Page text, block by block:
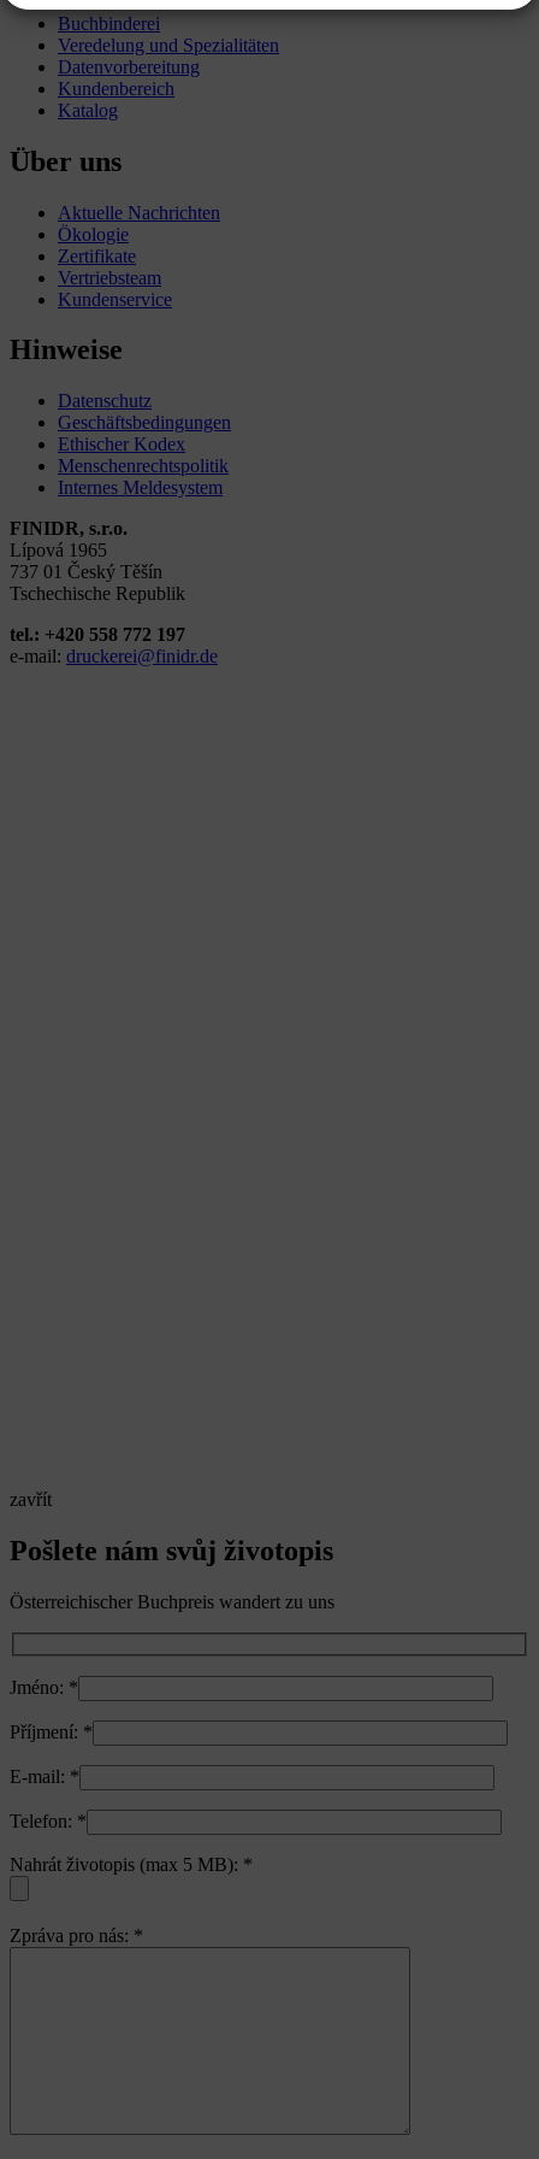
Buchbinderei
Veredelung und Spezialitäten
Datenvorbereitung
Kundenbereich
Katalog
Über uns
Aktuelle Nachrichten
Ökologie
Zertifikate
Vertriebsteam
Kundenservice
Hinweise
Datenschutz
Geschäftsbedingungen
Ethischer Kodex
Menschenrechtspolitik
Internes Meldesystem
FINIDR, s.r.o.
Lípová 1965
737 01 Český Těšín
Tschechische Republik
tel.: +420 558 772 197
e-mail: druckerei@finidr.de
zavřít
Pošlete nám svůj životopis
Österreichischer Buchpreis wandert zu uns
Jméno: *
Příjmení: *
E-mail: *
Telefon: *
Nahrát životopis (max 5 MB): *
Zpráva pro nás: *